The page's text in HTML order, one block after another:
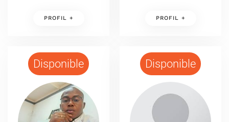
PROFIL + PROFIL +
Disponible Disponible